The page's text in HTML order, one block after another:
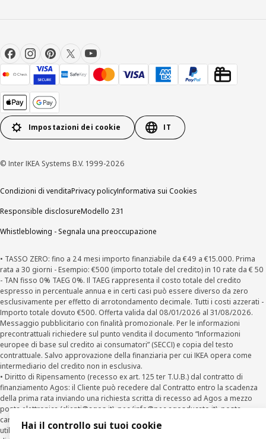
Impostazioni dei cookie IT
© Inter IKEA Systems B.V. 1999-2026
Condizioni di venditaPrivacy policyInformativa sui Cookies
Responsible disclosureModello 231
Whistleblowing - Segnala una preoccupazione
• TASSO ZERO: fino a 24 mesi importo finanziabile da €49 a €15.000. Prima
rata a 30 giorni - Esempio: €500 (importo totale del credito) in 10 rate da € 50
- TAN fisso 0% TAEG 0%. Il TAEG rappresenta il costo totale del credito
espresso in percentuale annua e in certi casi può essere diverso da zero
esclusivamente per effetto di arrotondamento decimale. Tutti i costi azzerati -
Importo totale dovuto €500. Offerta valida dal 08/01/2026 al 31/08/2026.
Messaggio pubblicitario con finalità promozionale. Per le informazioni
precontrattuali richiedere sul punto vendita il documento “Informazioni
europee di base sul credito ai consumatori” (SECCI) e copia del testo
contrattuale. Salvo approvazione della finanziaria per cui IKEA opera come
intermediario del credito non in esclusiva.
• Diritto di Ripensamento (recesso ex art. 125 ter T.U.B.) dal contratto di
finanziamento Agos: il Cliente può recedere dal Contratto entro la scadenza
della prima rata inviando una richiesta scritta di recesso ad Agos a mezzo
posta elettronica (clienti@agos.it), pec (info@pec.agosducato.it), posta
cartacea (Viale Fulvio Testi, 280 - 20126 Milano) e per via telematica –
utilizzando la funzionalità sul sitowww.agos.it(“Recesso”) - anche per richieste
Hai il controllo sui tuoi cookie